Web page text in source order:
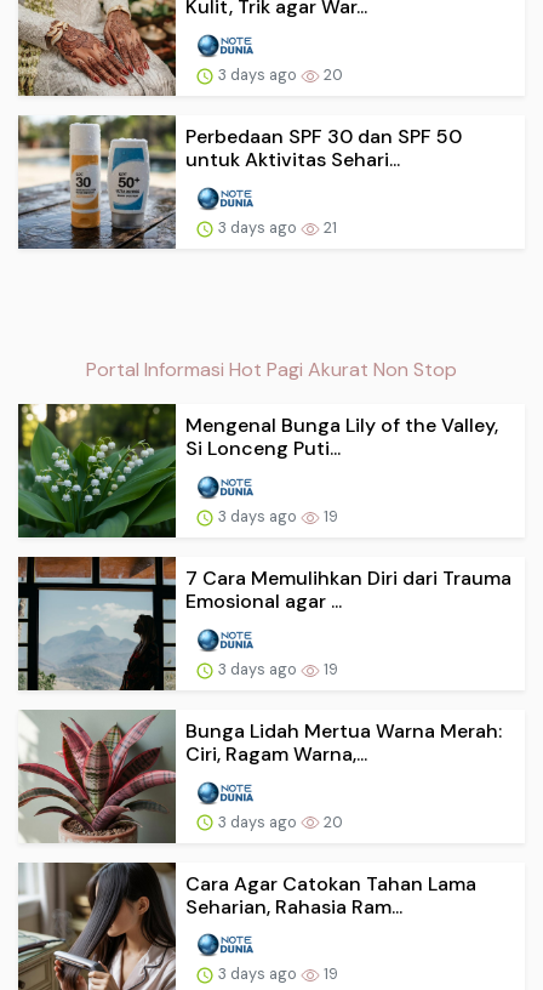
Kulit, Trik agar War...
3 days ago 20
Perbedaan SPF 30 dan SPF 50
untuk Aktivitas Sehari...
3 days ago 21
Portal Informasi Hot Pagi Akurat Non Stop
Mengenal Bunga Lily of the Valley,
Si Lonceng Puti...
3 days ago 19
7 Cara Memulihkan Diri dari Trauma
Emosional agar ...
3 days ago 19
Bunga Lidah Mertua Warna Merah:
Ciri, Ragam Warna,...
3 days ago 20
Cara Agar Catokan Tahan Lama
Seharian, Rahasia Ram...
3 days ago 19